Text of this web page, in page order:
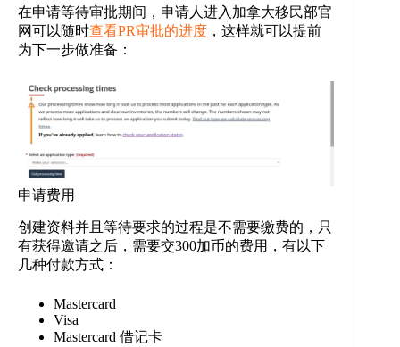
在申请等待审批期间，申请人进入加拿大移民部官
网可以随时查看PR审批的进度 ，这样就可以提前
为下一步做准备：
申请费用
创建资料并且等待要求的过程是不需要缴费的，只
有获得邀请之后，需要交300加币的费用，有以下
几种付款方式：
Mastercard
Visa
Mastercard 借记卡